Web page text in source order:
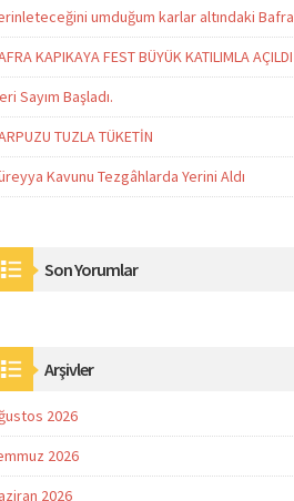
umduğum karlar altındaki Bafra
KAPIKAYA FEST BÜYÜK KATILIMLA AÇILDI
Sayım Başladı.
TUZLA TÜKETİN
Kavunu Tezgâhlarda Yerini Aldı
Son Yorumlar
Arşivler
2026
2026
2026